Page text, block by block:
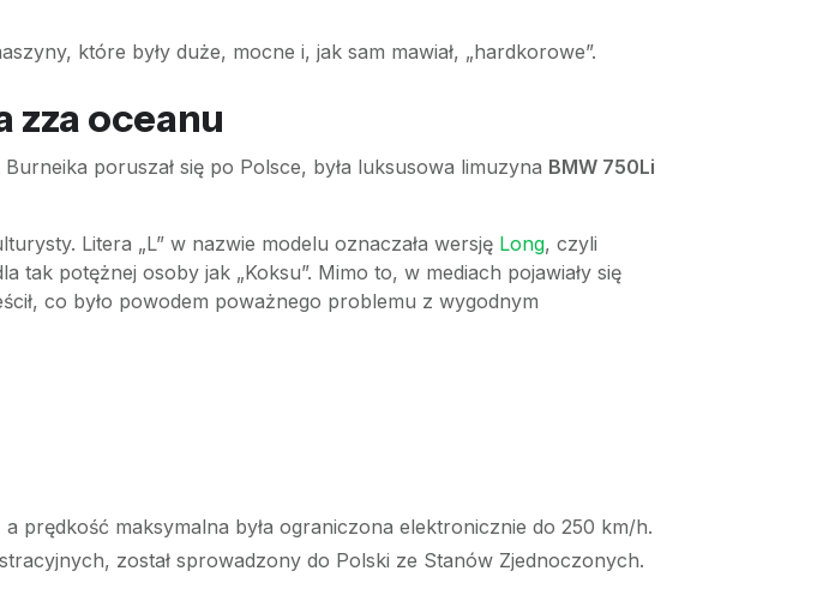
które były duże, mocne i, jak sam mawiał, „hardkorowe”.
zza oceanu
poruszał się po Polsce, była luksusowa limuzyna BMW 750Li
Litera „L” w nazwie modelu oznaczała wersję Long, czyli
potężnej osoby jak „Koksu”. Mimo to, w mediach pojawiały się
co było powodem poważnego problemu z wygodnym
prędkość maksymalna była ograniczona elektronicznie do 250 km/h.
został sprowadzony do Polski ze Stanów Zjednoczonych.